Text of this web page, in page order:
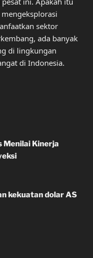
sektor
ada banyak
di lingkungan
di Indonesia.
Menilai Kinerja
kekuatan dolar AS